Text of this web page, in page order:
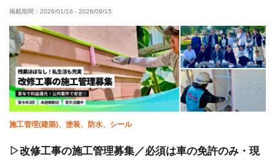
資格取得支援あり 髪型・髪色自由
掲載期間： 2026/01/16 - 2026/09/15
施工管理(建築)、塗装、防水、シール
▷改修工事の施工管理募集／必須は車の免許のみ・現